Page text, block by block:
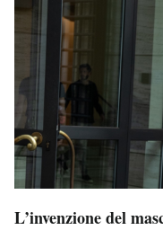
L’invenzione del